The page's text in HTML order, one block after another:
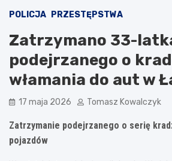
POLICJA PRZESTĘPSTWA
Zatrzymano 33-
podejrzanego o
włamania do aut w
17 maja 2026 Tomasz Kowalczyk
Zatrzymanie podejrzanego o serię
pojazdów